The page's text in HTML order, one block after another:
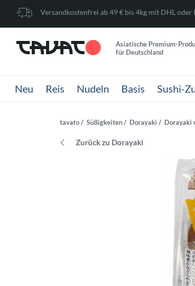
Versandkostenfrei ab 49 € bis 4kg mit DHL oder
Asiatische Premium-
für Deutschland
Neu Reis Nudeln Basis Sushi-
tavato Süßigkeiten Dorayaki Dorayaki
Zurück zu Dorayaki